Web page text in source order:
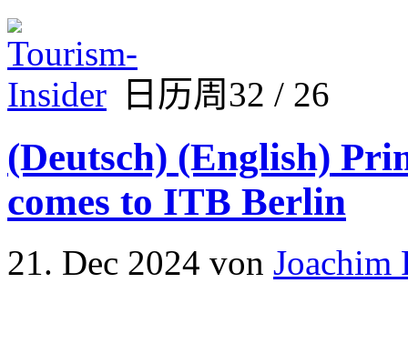
日历周32 / 26
(Deutsch) (English)
comes to ITB Berlin
21. Dec 2024 von Joachim